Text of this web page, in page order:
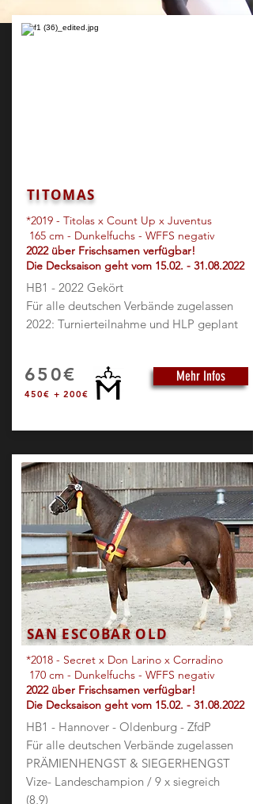
TITOMAS
*2019 - Titolas x Count Up x Juventus
165 cm - Dunkelfuchs - WFFS negativ
2022 über Frischsamen verfügbar!
Die Decksaison geht vom 15.02. - 31.08.2022
HB1 - 2022 Gekört
Für alle deutschen Verbände zugelassen
2022: Turnierteilnahme und HLP geplant
650€
450€ + 200€
Mehr Infos
SAN ESCOBAR OLD
*2018 - Secret x Don Larino x Corradino
170 cm - Dunkelfuchs - WFFS negativ
2022 über Frischsamen verfügbar!
Die Decksaison geht vom 15.02. - 31.08.2022
HB1 - Hannover - Oldenburg - ZfdP
Für alle deutschen Verbände zugelassen
PRÄMIENHENGST & SIEGERHENGST
Vize- Landeschampion / 9 x siegreich
(8,9)